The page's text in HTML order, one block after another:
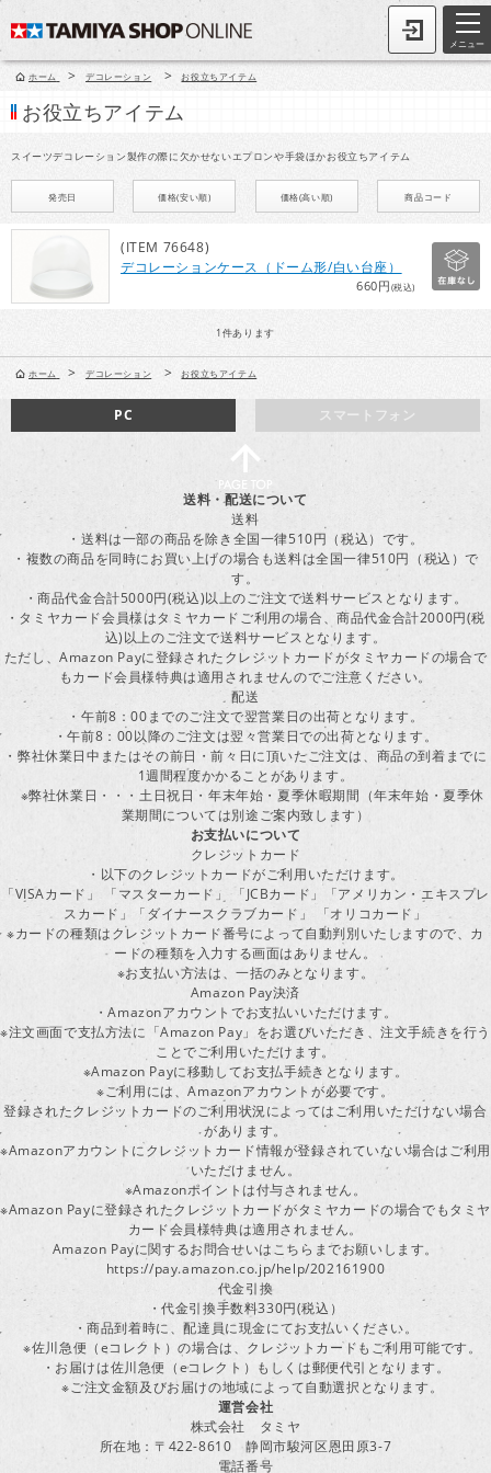
メニュー
ホーム > デコレーション > お役立ちアイテム
お役立ちアイテム
スイーツデコレーション製作の際に欠かせないエプロンや手袋ほかお役立ちアイテム
発売日 価格(安い順) 価格(高い順) 商品コード
(ITEM 76648)
デコレーションケース（ドーム形/白い台座）
660円(税込)
1件あります
ホーム > デコレーション > お役立ちアイテム
スマートフォン
PC
送料・配送について
送料
・送料は一部の商品を除き全国一律510円（税込）です。
・複数の商品を同時にお買い上げの場合も送料は全国一律510円（税込）で
す。
・商品代金合計5000円(税込)以上のご注文で送料サービスとなります。
・タミヤカード会員様はタミヤカードご利用の場合、商品代金合計2000円(税
込)以上のご注文で送料サービスとなります。
ただし、Amazon Payに登録されたクレジットカードがタミヤカードの場合で
もカード会員様特典は適用されませんのでご注意ください。
配送
・午前8：00までのご注文で翌営業日の出荷となります。
・午前8：00以降のご注文は翌々営業日での出荷となります。
・弊社休業日中またはその前日・前々日に頂いたご注文は、商品の到着までに
1週間程度かかることがあります。
※弊社休業日・・・土日祝日・年末年始・夏季休暇期間（年末年始・夏季休
業期間については別途ご案内致します）
お支払いについて
クレジットカード
・以下のクレジットカードがご利用いただけます。
「VISAカード」 「マスターカード」 「JCBカード」「アメリカン・エキスプレ
スカード」「ダイナースクラブカード」 「オリコカード」
※カードの種類はクレジットカード番号によって自動判別いたしますので、カ
ードの種類を入力する画面はありません。
※お支払い方法は、一括のみとなります。
Amazon Pay決済
・Amazonアカウントでお支払いいただけます。
※注文画面で支払方法に「Amazon Pay」をお選びいただき、注文手続きを行う
ことでご利用いただけます。
※Amazon Payに移動してお支払手続きとなります。
※ご利用には、Amazonアカウントが必要です。
登録されたクレジットカードのご利用状況によってはご利用いただけない場合
があります。
※Amazonアカウントにクレジットカード情報が登録されていない場合はご利用
いただけません。
※Amazonポイントは付与されません。
※Amazon Payに登録されたクレジットカードがタミヤカードの場合でもタミヤ
カード会員様特典は適用されません。
Amazon Payに関するお問合せいはこちらまでお願いします。
https://pay.amazon.co.jp/help/202161900
代金引換
・代金引換手数料330円(税込）
・商品到着時に、配達員に現金にてお支払いください。
※佐川急便（eコレクト）の場合は、クレジットカードもご利用可能です。
・お届けは佐川急便（eコレクト）もしくは郵便代引となります。
※ご注文金額及びお届けの地域によって自動選択となります。
運営会社
株式会社 タミヤ
所在地：〒422-8610 静岡市駿河区恩田原3-7
電話番号